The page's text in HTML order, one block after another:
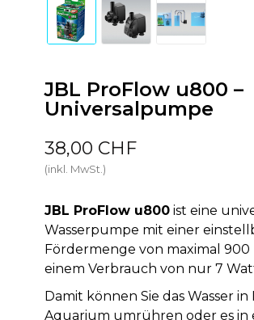
JBL ProFlow u800 –
Universalpumpe
38,00 CHF
(inkl. MwSt.)
JBL ProFlow u800ist eine
Wasserpumpe mit einer
Fördermenge von maximal 900
einem Verbrauch von nur 7
Damit können Sie das Wasser in
Aquarium umrühren oder es in